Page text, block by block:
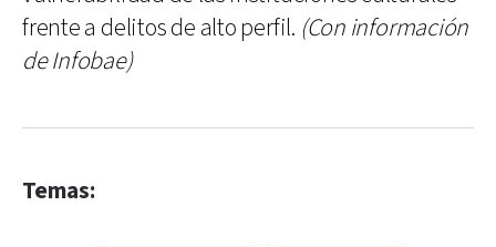
frente a delitos de alto perfil. (Con información
de Infobae)
Temas: